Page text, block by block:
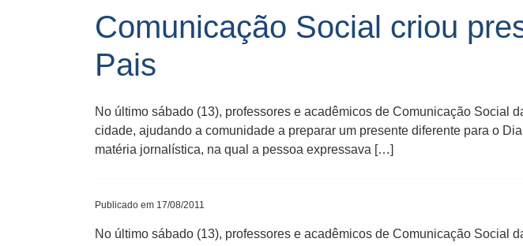
Comunicação Social criou
Pais
No último sábado (13), professores e acadêmicos de Comunicação Social
cidade, ajudando a comunidade a preparar um presente diferente para o
matéria jornalística, na qual a pessoa expressava […]
Publicado em 17/08/2011
No último sábado (13), professores e acadêmicos de Comunicação Social